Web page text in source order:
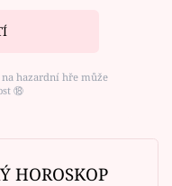
hazardní hře může
⑱
HOROSKOP